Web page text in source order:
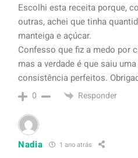
Escolhi esta receita porque,
outras, achei que tinha
manteiga e açúcar.
Confesso que fiz a medo por
mas a verdade é que saiu
consistência perfeitos.
0 Responder
Nadia 1 ano atrás